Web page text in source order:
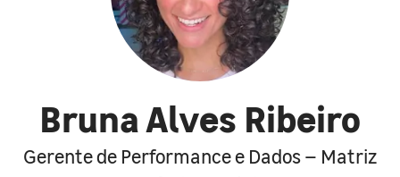
Bruna Alves Ribeiro
Gerente de Performance e Dados – Matriz